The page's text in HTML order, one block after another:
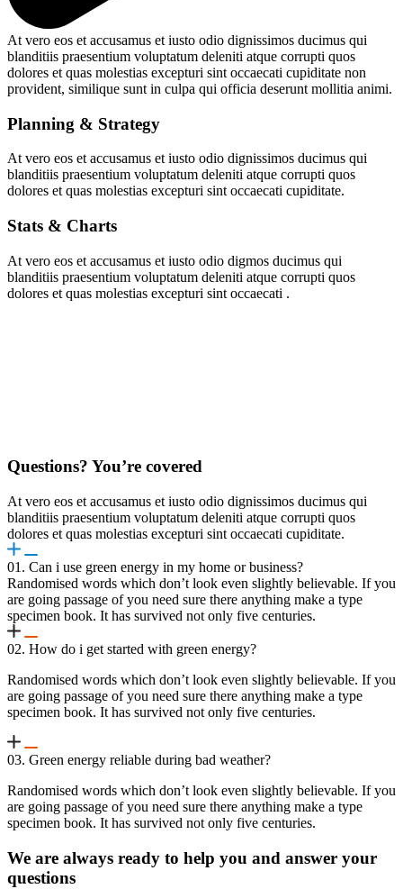
At vero eos et accusamus et iusto odio dignissimos ducimus qui
blanditiis praesentium voluptatum deleniti atque corrupti quos
dolores et quas molestias excepturi sint occaecati cupiditate non
provident, similique sunt in culpa qui officia deserunt mollitia animi.
Planning & Strategy
At vero eos et accusamus et iusto odio dignissimos ducimus qui
blanditiis praesentium voluptatum deleniti atque corrupti quos
dolores et quas molestias excepturi sint occaecati cupiditate.
Stats & Charts
At vero eos et accusamus et iusto odio digmos ducimus qui
blanditiis praesentium voluptatum deleniti atque corrupti quos
dolores et quas molestias excepturi sint occaecati .
Questions? You’re covered
At vero eos et accusamus et iusto odio dignissimos ducimus qui
blanditiis praesentium voluptatum deleniti atque corrupti quos
dolores et quas molestias excepturi sint occaecati cupiditate.
01. Can i use green energy in my home or business?
Randomised words which don’t look even slightly believable. If you
are going passage of you need sure there anything make a type
specimen book. It has survived not only five centuries.
02. How do i get started with green energy?
Randomised words which don’t look even slightly believable. If you
are going passage of you need sure there anything make a type
specimen book. It has survived not only five centuries.
03. Green energy reliable during bad weather?
Randomised words which don’t look even slightly believable. If you
are going passage of you need sure there anything make a type
specimen book. It has survived not only five centuries.
We are always ready to help you and answer your
questions